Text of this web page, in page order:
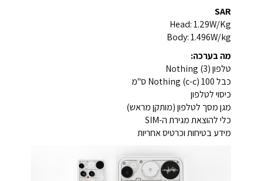
SAR
Head:1.29W/Kg
Body:1.496W/kg
מה בערכה:
טלפון Nothing (3)
כבל Nothing (c-c) 100 ס"מ
כיסוי לטלפון
מגן מסך לטלפון (מותקן מראש)
כלי להוצאת מגירת ה-SIM
מידע בטיחות וכרטיס אחריות